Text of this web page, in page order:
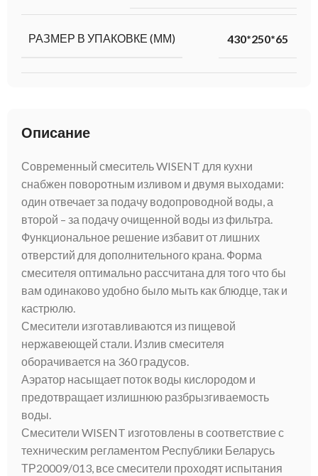
Описание
Современный смеситель WISENT для кухни
снабжен поворотным изливом и двумя выходами:
один отвечает за подачу водопроводной воды, а
второй – за подачу очищенной воды из фильтра.
Функциональное решение избавит от лишних
отверстий для дополнительного крана. Форма
смесителя оптимально рассчитана для того что бы
вам одинаково удобно было мыть как блюдце, так и
кастрюлю.
Смесители изготавливаются из пищевой
нержавеющей стали. Излив смесителя
оборачивается на 360 градусов.
Аэратор насыщает поток воды кислородом и
предотвращает излишнюю разбрызгиваемость
воды.
Смесители WISENT изготовлены в соответствие с
техническим регламентом Республики Беларусь
ТР20009/013, все смесители проходят испытания
РАЗМЕР В УПАКОВКЕ (ММ) 430*250*65